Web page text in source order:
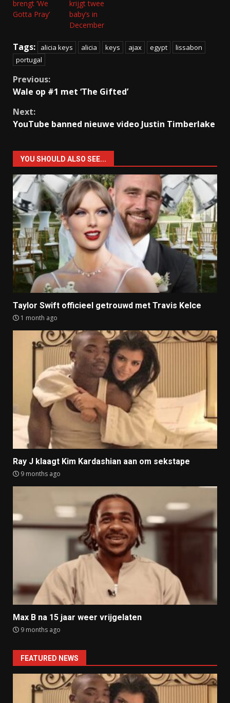
brengt ‘We
Gotta Pray’
krijgt twee
baby’s in
December
Tags: alicia keys alicia keys ajax egypt
lissabon
portugal
Continue
Reading
Previous:
Wale op #1 met ‘The Gifted’
Next:
YouTube banned nieuwe video Justin Timberlake
YOU SHOULD ALSO SEE...
Taylor Swift officieel getrouwd met Travis Kelce
1 month ago
Ray J klaagt Kim Kardashian aan om sekstape
9 months ago
Max B na 15 jaar weer vrijgelaten
9 months ago
FEATURED NEWS